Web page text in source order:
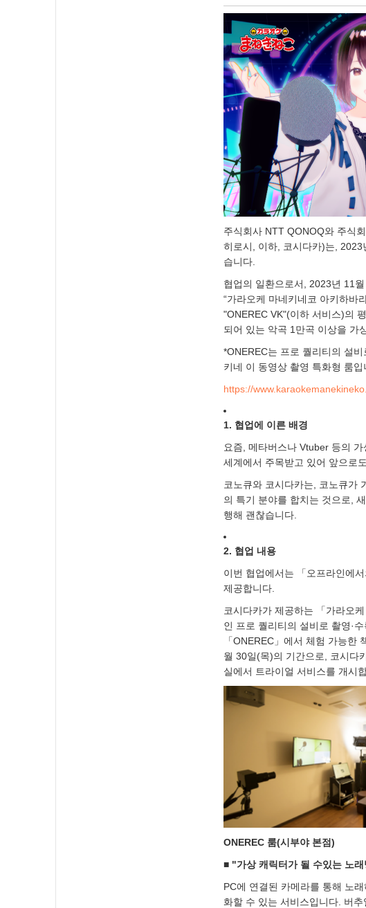
주식회사 NTT QONOQ와 주식
히로시, 이하, 코시다카)는,
습니다.
협업의 일환으로서, 2023년 11
“가라오케 마네키네코 아키하바
"ONEREC VK"(이하 서비스)의
되어 있는 악곡 1만곡 이상을 가
*ONEREC는 프로 퀄리티의 설
키네 이 동영상 촬영 특화형 룸입
https://
1. 협업에 이른 배경
요즘, 메타버스나 Vtuber 등의
세계에서 주목받고 있어 앞으로
코노큐와 코시다카는, 코노큐가
의 특기 분야를 합치는 것으로,
행해 괜찮습니다.
2. 협업 내용
이번 협업에서는 「오프라인에
제공합니다.
코시다카가 제공하는 「가라오
인 프로 퀄리티의 설비로 촬영·
「ONEREC」에서 체험 가능
월 30일(목)의 기간으로, 코시다
실에서 트라이얼 서비스를 개시
ONEREC 룸(시부야 본점)
■ "가상 캐릭터가 될 수있는 노
PC에 연결된 카메라를 통해 노
화할 수 있는 서비스입니다. 버